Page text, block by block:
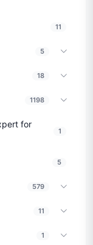
11
5
18
1198
for
1
5
579
11
1